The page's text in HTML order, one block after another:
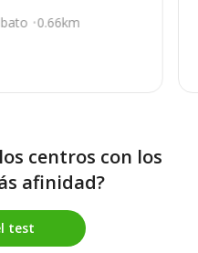
0.66km
centros con los
afinidad?
test